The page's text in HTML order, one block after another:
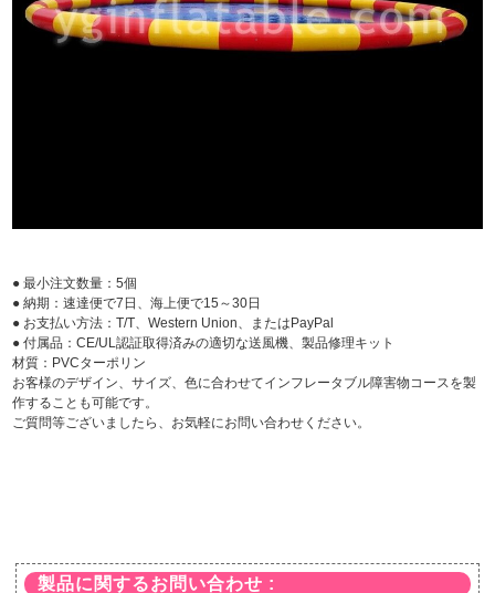
● 最小注文数量：5個
● 納期：速達便で7日、海上便で15～30日
● お支払い方法：T/T、Western Union、またはPayPal
● 付属品：CE/UL認証取得済みの適切な送風機、製品修理キット
材質：PVCターポリン
お客様のデザイン、サイズ、色に合わせてインフレータブル障害物コースを製
作することも可能です。
ご質問等ございましたら、お気軽にお問い合わせください。
製品に関するお問い合わせ :